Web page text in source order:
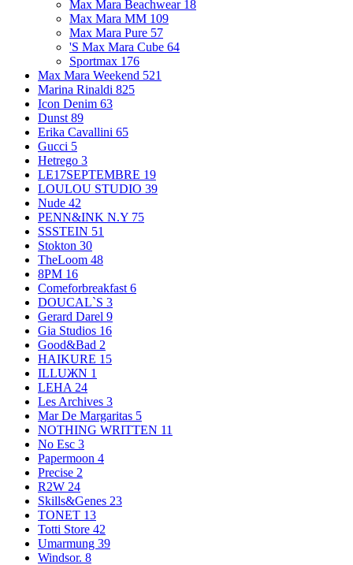
Max Mara Beachwear 18
Max Mara MM 109
Max Mara Pure 57
'S Max Mara Cube 64
Sportmax 176
Max Mara Weekend 521
Marina Rinaldi 825
Icon Denim 63
Dunst 89
Erika Cavallini 65
Gucci 5
Hetrego 3
LE17SEPTEMBRE 19
LOULOU STUDIO 39
Nude 42
PENN&INK N.Y 75
SSSTEIN 51
Stokton 30
TheLoom 48
8PM 16
Comeforbreakfast 6
DOUCAL`S 3
Gerard Darel 9
Gia Studios 16
Good&Bad 2
HAIKURE 15
ILLUЖN 1
LEHA 24
Les Archives 3
Mar De Margaritas 5
NOTHING WRITTEN 11
No Esc 3
Papermoon 4
Precise 2
R2W 24
Skills&Genes 23
TONET 13
Totti Store 42
Umarmung 39
Windsor. 8